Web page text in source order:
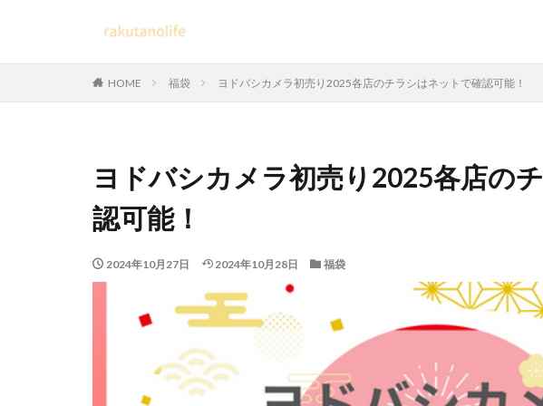
HOME 福袋 ヨドバシカメラ初売り2025各店のチラシはネットで確認可能！
ヨドバシカメラ初売り2025各店の
認可能！
2024年10月27日 2024年10月28日 福袋